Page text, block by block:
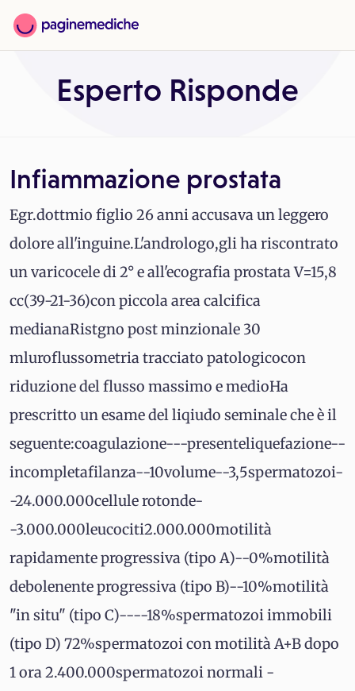
Esperto Risponde
Infiammazione prostata
Egr.dottmio figlio 26 anni accusava un leggero
dolore all'inguine.L'andrologo,gli ha riscontrato
un varicocele di 2° e all'ecografia prostata V=15,8
cc(39-21-36)con piccola area calcifica
medianaRistgno post minzionale 30
mluroflussometria tracciato patologicocon
riduzione del flusso massimo e medioHa
prescritto un esame del liqiudo seminale che è il
seguente:coagulazione---presenteliquefazione--
incompletafilanza--10volume--3,5spermatozoi-
-24.000.000cellule rotonde-
-3.000.000leucociti2.000.000motilità
rapidamente progressiva (tipo A)--0%motilità
debolenente progressiva (tipo B)--10%motilità
"in situ" (tipo C)----18%spermatozoi immobili
(tipo D) 72%spermatozoi con motilità A+B dopo
1 ora 2.400.000spermatozoi normali -